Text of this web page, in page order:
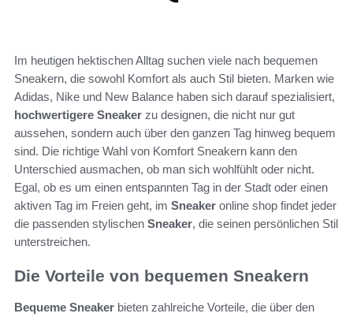
Im heutigen hektischen Alltag suchen viele nach bequemen
Sneakern, die sowohl Komfort als auch Stil bieten. Marken wie
Adidas, Nike und New Balance haben sich darauf spezialisiert,
hochwertigere Sneaker zu designen, die nicht nur gut
aussehen, sondern auch über den ganzen Tag hinweg bequem
sind. Die richtige Wahl von Komfort Sneakern kann den
Unterschied ausmachen, ob man sich wohlfühlt oder nicht.
Egal, ob es um einen entspannten Tag in der Stadt oder einen
aktiven Tag im Freien geht, im Sneaker online shop findet jeder
die passenden stylischen Sneaker, die seinen persönlichen Stil
unterstreichen.
Die Vorteile von bequemen Sneakern
Bequeme Sneaker bieten zahlreiche Vorteile, die über den